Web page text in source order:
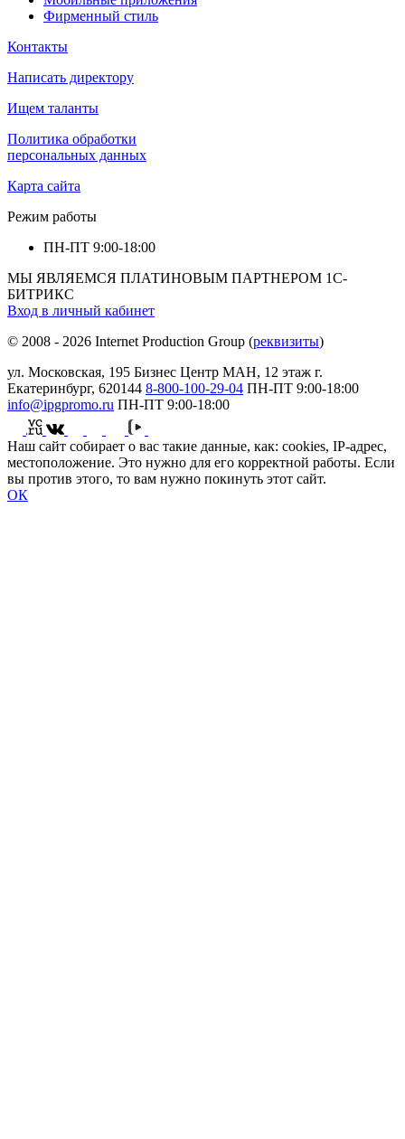
Фирменный стиль
Контакты
Написать директору
Ищем таланты
Политика обработки
персональных данных
Карта сайта
Режим работы
ПН-ПТ 9:00-18:00
МЫ ЯВЛЯЕМСЯ ПЛАТИНОВЫМ ПАРТНЕРОМ 1С-
БИТРИКС
Вход в личный кабинет
© 2008 - 2026 Internet Production Group (реквизиты)
ул. Московская, 195 Бизнеc Центр МАН, 12 этаж г.
Екатеринбург, 620144 8-800-100-29-04 ПН-ПТ 9:00-18:00
info@ipgpromo.ru ПН-ПТ 9:00-18:00
Наш сайт собирает о вас такие данные, как: cookies, IP-адрес,
местоположение. Это нужно для его корректной работы. Если
вы против этого, то вам нужно покинуть этот сайт.
ОК